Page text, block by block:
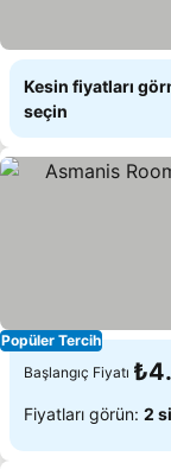
Kesin fiyatları
seçin
Popüler Tercih
Başlangıç Fiyatı
Fiyatları görün: 2